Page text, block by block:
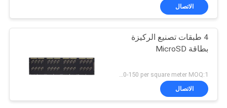
PRIVACY
POLICY
الاتصال
4 طبقات تصنيع الركيزة
بطاقة MicroSD
الاتصال